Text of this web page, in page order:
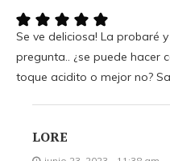
Se ve deliciosa! La probaré
pregunta.. ¿se puede hacer
toque acidito o mejor no?
LORE